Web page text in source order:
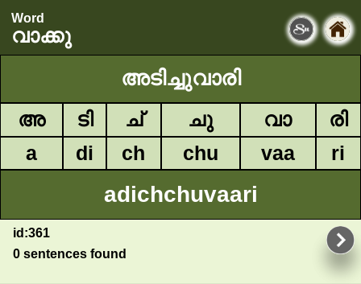
Word
വാക്കു
അടിച്ചുവാരി
അ ടി ച് ചു വാ
രി
a
di ch chu vaa ri
adichchuvaari
id:361
0 sentences found